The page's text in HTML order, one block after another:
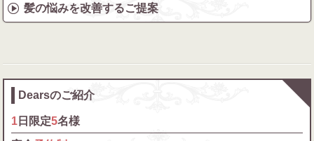
髪の悩みを改善するご提案
Dearsのご紹介
1 日限定5名様